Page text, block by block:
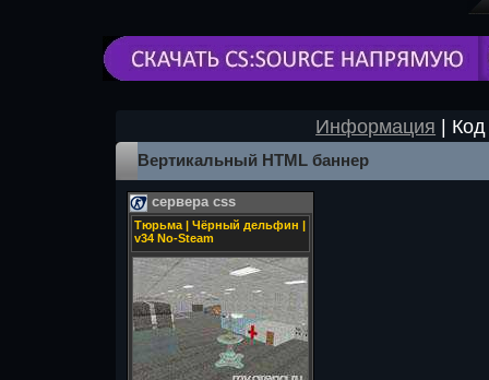
Информация |
Вертикальный HTML баннер